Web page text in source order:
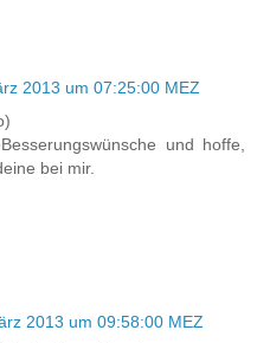
2013 um 07:25:00 MEZ
und hoffe,
bei mir.
2013 um 09:58:00 MEZ